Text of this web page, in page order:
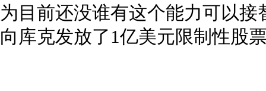
为目前还没谁有这个能力可以
向库克发放了1亿美元限制性股